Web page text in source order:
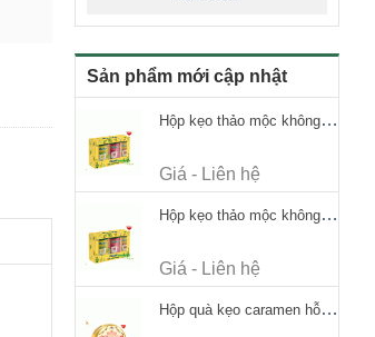
Sản phẩm mới cập nhật
Hộp kẹo thảo mộc không đường Ricola Signature 112.5g
Giá - Liên hệ
Hộp kẹo thảo mộc không đường Ricola Signature 112.5g
Giá - Liên hệ
Hộp quà kẹo caramen hỗn hợp Werther's Original Caramel Candy 170g